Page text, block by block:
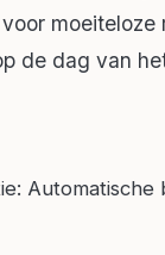
de dag van